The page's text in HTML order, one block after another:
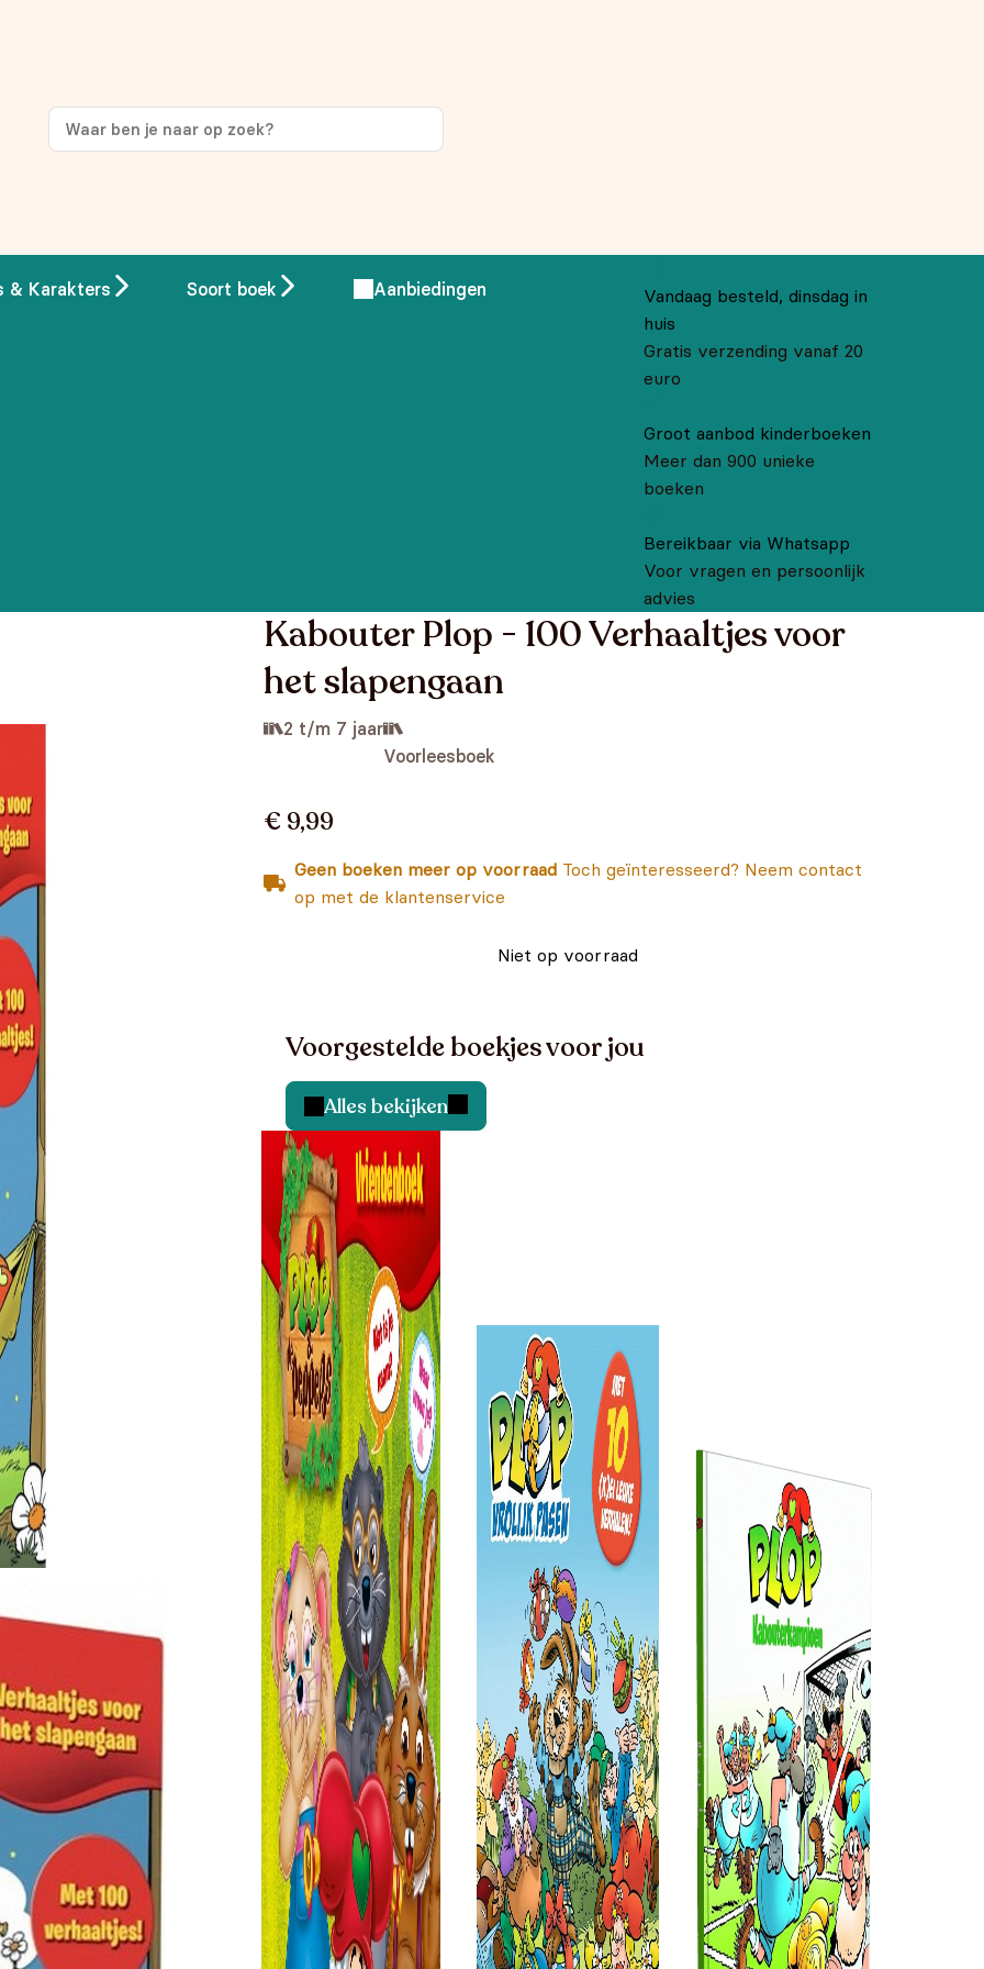
& Karakters Soort boek Aanbiedingen
Vandaag besteld, dinsdag in
huis
Gratis verzending vanaf 20
euro
Groot aanbod kinderboeken
Meer dan 900 unieke
boeken
Bereikbaar via Whatsapp
Voor vragen en persoonlijk
advies
Kabouter Plop - 100 Verhaaltjes voor
het slapengaan
2 t/m 7 jaar
Voorleesboek
€ 9,99
Geen boeken meer op voorraad Toch geïnteresseerd? Neem contact
op met de klantenservice
Niet op voorraad
Voorgestelde boekjes voor jou
Alles bekijken
op je eerste aankoop!